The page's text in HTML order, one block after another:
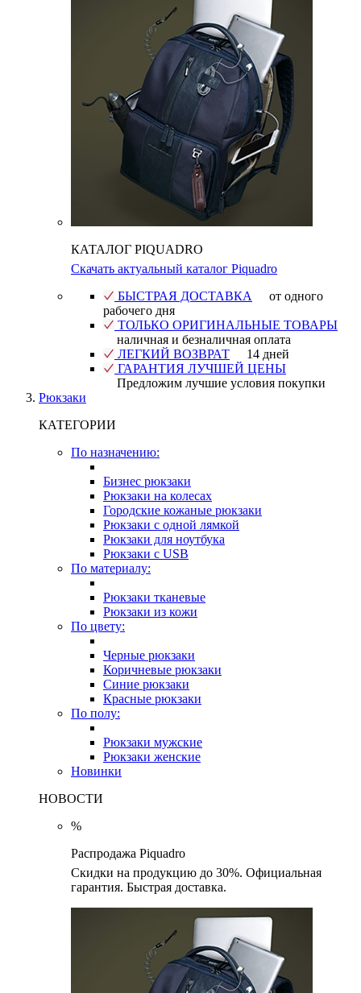
КАТАЛОГ PIQUADRO
Скачать актуальный каталог Piquadro
БЫСТРАЯ ДОСТАВКА
от одного
рабочего дня
ТОЛЬКО ОРИГИНАЛЬНЫЕ ТОВАРЫ
наличная и безналичная оплата
ЛЕГКИЙ ВОЗВРАТ
14 дней
ГАРАНТИЯ ЛУЧШЕЙ ЦЕНЫ
Предложим лучшие условия покупки
Рюкзаки
КАТЕГОРИИ
По назначению:
Бизнес рюкзаки
Рюкзаки на колесах
Городские кожаные рюкзаки
Рюкзаки с одной лямкой
Рюкзаки для ноутбука
Рюкзаки с USB
По материалу:
Рюкзаки тканевые
Рюкзаки из кожи
По цвету:
Черные рюкзаки
Коричневые рюкзаки
Синие рюкзаки
Красные рюкзаки
По полу:
Рюкзаки мужские
Рюкзаки женские
Новинки
НОВОСТИ
%
Распродажа Piquadro
Скидки на продукцию до 30%. Официальная
гарантия. Быстрая доставка.